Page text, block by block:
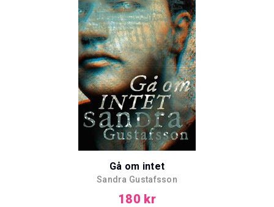
Gå om intet
Sandra Gustafsson
180 kr